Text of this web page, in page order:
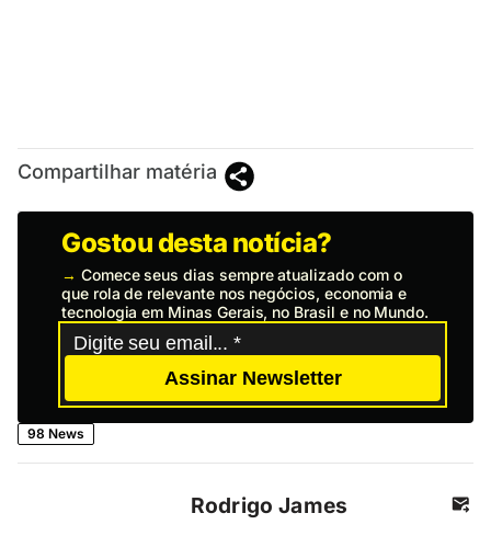
Compartilhar matéria
Gostou desta notícia?
→ Comece seus dias sempre atualizado com o
que rola de relevante nos negócios, economia e
tecnologia em Minas Gerais, no Brasil e no Mundo.
Assinar Newsletter
98 News
Rodrigo James